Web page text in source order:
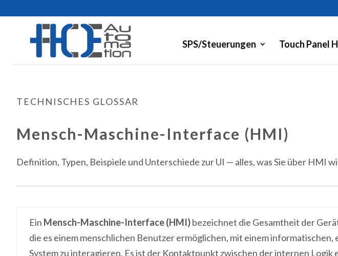
SPS/Steuerungen Touch Panel
TECHNISCHES GLOSSAR
Mensch-Maschine-Interface (HMI)
Definition, Typen, Beispiele und Unterschiede zur UI — alles, was Sie über HMI
Ein Mensch-Maschine-Interface (HMI)bezeichnet die Gesamtheit der
die es einem menschlichen Benutzer ermöglichen, mit einem
System zu interagieren. Es ist der Kontaktpunkt zwischen der internen Logik